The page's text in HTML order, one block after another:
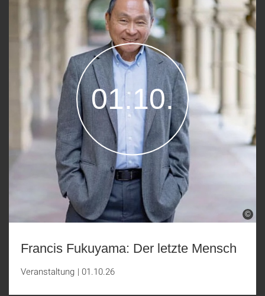
©
01.10.
Francis Fukuyama: Der letzte Mensch
Veranstaltung | 01.10.26